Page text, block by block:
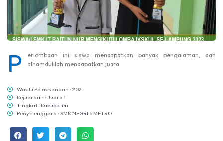
P
erlombaan ini siswa mendapatkan banyak pengalaman, dan
alhamdulilah mendapatkan juara
Waktu Pelaksanaan : 2021
Kejuaraan : Juara 1
Tingkat : Kabupaten
Penyelenggara : SMK NEGRI 6 METRO